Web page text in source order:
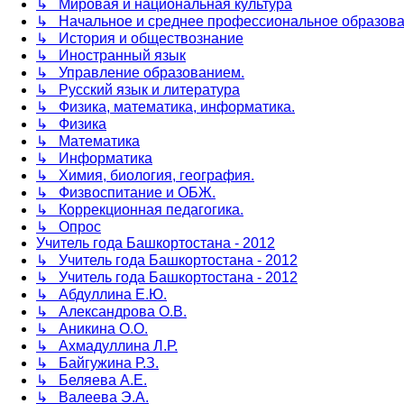
↳ Мировая и национальная культура
↳ Начальное и среднее профессиональное
↳ История и обществознание
↳ Иностранный язык
↳ Управление образованием.
↳ Русский язык и литература
↳ Физика, математика, информатика.
↳ Физика
↳ Математика
↳ Информатика
↳ Химия, биология, география.
↳ Физвоспитание и ОБЖ.
↳ Коррекционная педагогика.
↳ Опрос
Учитель года Башкортостана - 2012
↳ Учитель года Башкортостана - 2012
↳ Учитель года Башкортостана - 2012
↳ Абдуллина Е.Ю.
↳ Александрова О.В.
↳ Аникина О.О.
↳ Ахмадуллина Л.Р.
↳ Байгужина Р.З.
↳ Беляева А.Е.
↳ Валеева Э.А.